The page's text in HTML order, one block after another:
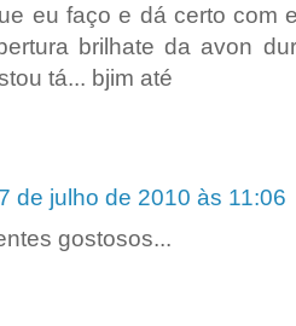
eu faço e dá certo com
brilhate da avon
tá... bjim até
de julho de 2010 às 11:06
gostosos...